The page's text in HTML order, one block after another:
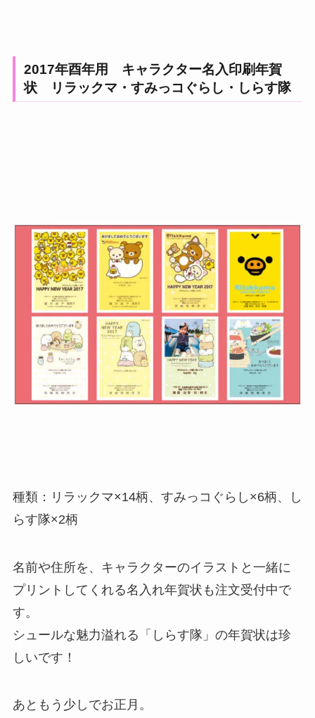
2017年酉年用 キャラクター名入印刷年賀
状 リラックマ・すみっコぐらし・しらす隊
種類：リラックマ×14柄、すみっコぐらし×6柄、し
らす隊×2柄
名前や住所を、キャラクターのイラストと一緒に
プリントしてくれる名入れ年賀状も注文受付中で
す。
シュールな魅力溢れる「しらす隊」の年賀状は珍
しいです！
あともう少しでお正月。